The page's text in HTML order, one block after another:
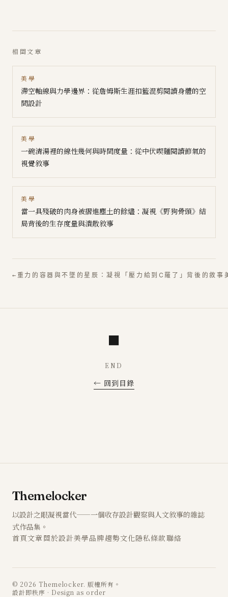
相關文章
美學
滯空軸線與力學邊界：從詹姆斯生涯扣籃混剪閱讀身體的空
間設計
美學
一碗清湯裡的線性幾何與時間度量：從中伏喫麵閱讀節氣的
視覺敘事
美學
當一具殘破的肉身被摺進塵土的餘燼：凝視《野狗骨頭》結
局背後的生存度量與潰散敘事
← 重力的容器與不墜的星辰：凝視「壓力給到C羅了」背後的敘事
END
← 回到目錄
Themelocker
以設計之眼凝視當代——一個收存設計觀察與人文敘事的雜誌
式作品集。
首頁文章關於設計美學品牌趨勢文化隱私條款聯絡
© 2026 Themelocker. 版權所有。
設計即秩序 · Design as order